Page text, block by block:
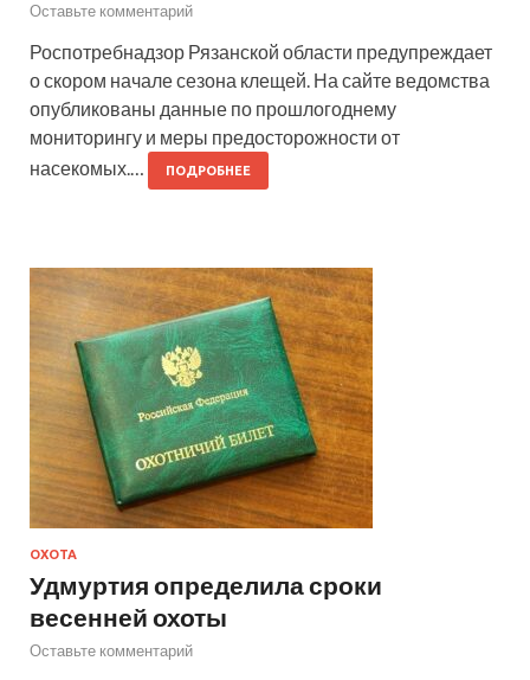
Оставьте комментарий
Роспотребнадзор Рязанской области предупреждает
о скором начале сезона клещей. На сайте ведомства
опубликованы данные по прошлогоднему
мониторингу и меры предосторожности от
насекомых.…
ПОДРОБНЕЕ
ОХОТА
Удмуртия определила сроки
весенней охоты
Оставьте комментарий